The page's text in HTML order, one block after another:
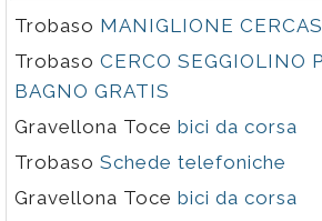
Trobaso MANIGLIONE
Trobaso CERCO SEGGIOLINO
BAGNO GRATIS
Gravellona Toce bici da corsa
Trobaso Schede telefoniche
Gravellona Toce bici da corsa